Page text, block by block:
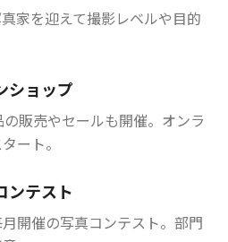
家を迎えて撮影レベルや目的
ショップ
販売やセールも開催。オンラ
ート。
ンテスト
開催の写真コンテスト。部門